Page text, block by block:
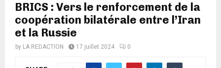
BRICS : Vers le renforcement de la
coopération bilatérale entre l’Iran
et la Russie
by LA REDACTION 17 juillet 2024 0